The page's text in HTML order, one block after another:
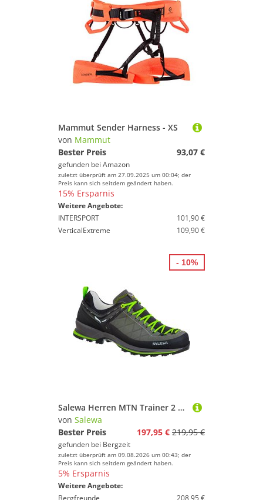
Mammut Sender Harness - XS
von Mammut
Bester Preis
93,07 €
gefunden bei Amazon
zuletzt überprüft am 27.09.2025 um 00:04; der
Preis kann sich seitdem geändert haben.
15% Ersparnis
Weitere Angebote:
INTERSPORT
101,90 €
VerticalExtreme
109,90 €
Salewa Herren MTN Trainer 2 L Schuhe
von Salewa
Bester Preis
197,95 € 219,95 €
gefunden bei Bergzeit
zuletzt überprüft am 09.08.2026 um 00:43; der
Preis kann sich seitdem geändert haben.
5% Ersparnis
Weitere Angebote:
Bergfreunde
208,95 €
- 10%